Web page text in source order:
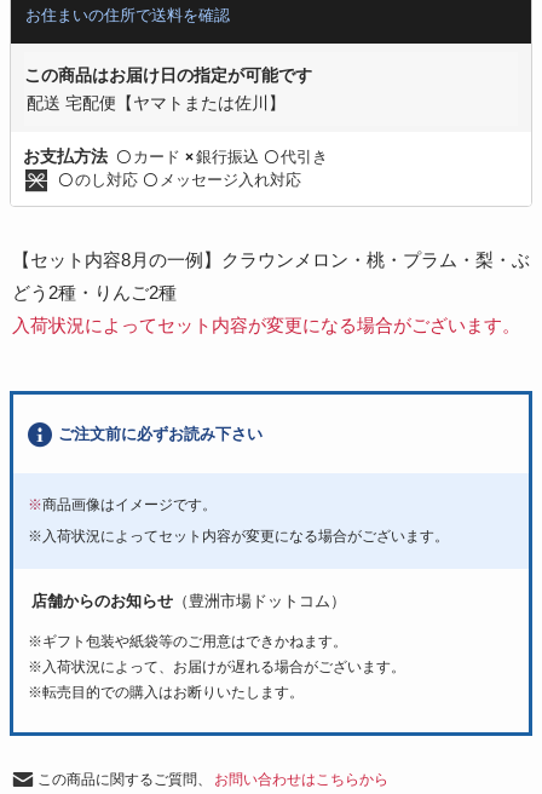
お住まいの住所で送料を確認
この商品はお届け日の指定が可能です
配送 宅配便【ヤマトまたは佐川】
お支払方法 〇 カード ×銀行振込 〇代引き
〇のし対応 〇 メッセージ入れ対応
【セット内容8月の一例】クラウンメロン・桃・プラム・梨・ぶ
どう2種・りんご2種
入荷状況によってセット内容が変更になる場合がございます。
ご注文前に必ずお読み下さい
※商品画像はイメージです。
※入荷状況によってセット内容が変更になる場合がございます。
店舗からのお知らせ （豊洲市場ドットコム）
※ギフト包装や紙袋等のご用意はできかねます。
※入荷状況によって、お届けが遅れる場合がございます。
※転売目的での購入はお断りいたします。
この商品に関するご質問、 お問い合わせはこちらから